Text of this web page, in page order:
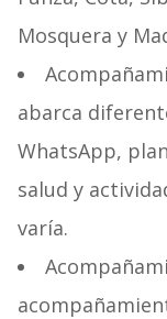
Mosquera y
abarca
WhatsApp,
salud y
varía.